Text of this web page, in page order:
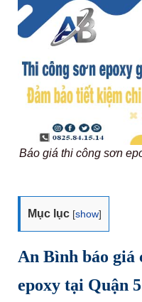
Báo giá thi công sơn
Mục lục [show]
An Bình báo giá
epoxy tại Quận 5